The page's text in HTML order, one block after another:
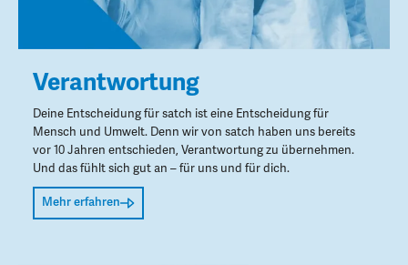
Verantwortung
Deine Entscheidung für satch ist eine Entscheidung für
Mensch und Umwelt. Denn wir von satch haben uns bereits
vor 10 Jahren entschieden, Verantwortung zu übernehmen.
Und das fühlt sich gut an – für uns und für dich.
Mehr erfahren